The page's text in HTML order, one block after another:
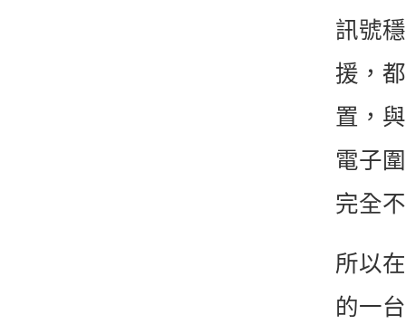
訊號
援，
置，
電子
完全
所以
的一